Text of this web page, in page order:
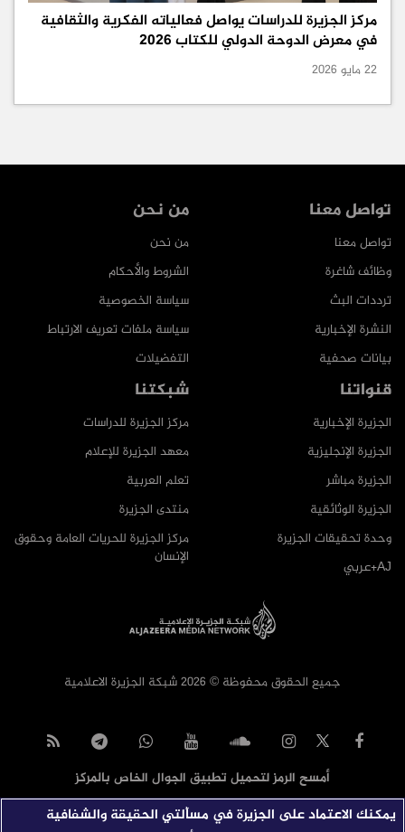
مركز الجزيرة للدراسات يواصل فعالياته الفكرية والثقافية
في معرض الدوحة الدولي للكتاب 2026
22 مايو 2026
من نحن
من نحن
الشروط والأحكام
سياسة الخصوصية
سياسة ملفات تعريف الارتباط
التفضيلات
تواصل معنا
تواصل معنا
وظائف شاغرة
ترددات البث
النشرة الإخبارية
بيانات صحفية
شبكتنا
مركز الجزيرة للدراسات
معهد الجزيرة للإعلام
تعلم العربية
منتدى الجزيرة
مركز الجزيرة للحريات العامة وحقوق
الإنسان
قنواتنا
الجزيرة الإخبارية
الجزيرة الإنجليزية
الجزيرة مباشر
الجزيرة الوثائقية
وحدة تحقيقات الجزيرة
AJ+عربي
جميع الحقوق محفوظة © 2026 شبكة الجزيرة الاعلامية
أمسح الرمز لتحميل تطبيق الجوال الخاص بالمركز
يمكنك الاعتماد على الجزيرة في مسألتي الحقيقة والشفافية